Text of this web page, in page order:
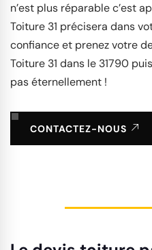
n’est plus réparable c’est
Toiture 31 précisera dans
confiance et prenez votre
Toiture 31 dans le 31790
pas éternellement !
CONTACTEZ-NOUS